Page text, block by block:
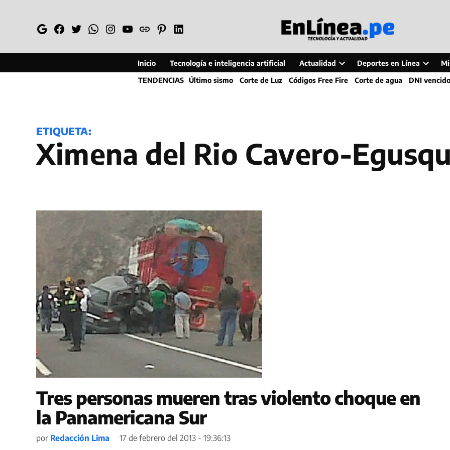
GoogleFacebook
TwitterWhatsapp
Instagram
YouTube
WebPinterestLinkedin
Inicio Tecnología e inteligencia artificial Actualidad
Open
dropdown
Deportes en Línea
Open
dropdown
TENDENCIAS Último sismo Corte de Luz Códigos Free Fire Corte de agua DNI vencido
ETIQUETA:
Ximena del Rio Cavero-
Tres personas mueren tras violento choque en
la Panamericana Sur
por Redacción Lima 17 de febrero del 2013 - 19:36:13